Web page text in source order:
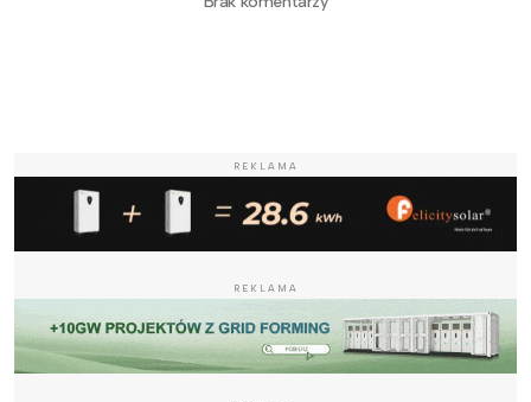
REKLAMA
REKLAMA